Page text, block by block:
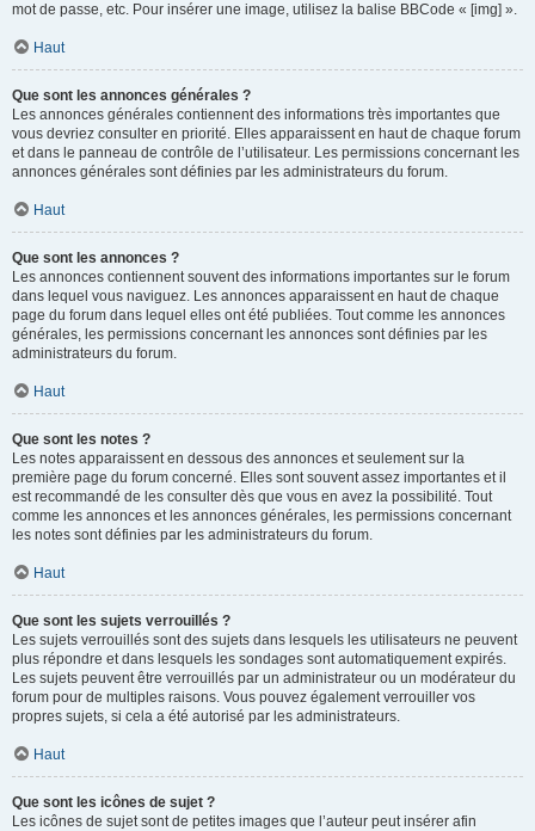
mot de passe, etc. Pour insérer une image, utilisez la balise BBCode « [img] ».
Haut
Que sont les annonces générales ?
Les annonces générales contiennent des informations très importantes que
vous devriez consulter en priorité. Elles apparaissent en haut de chaque forum
et dans le panneau de contrôle de l’utilisateur. Les permissions concernant les
annonces générales sont définies par les administrateurs du forum.
Haut
Que sont les annonces ?
Les annonces contiennent souvent des informations importantes sur le forum
dans lequel vous naviguez. Les annonces apparaissent en haut de chaque
page du forum dans lequel elles ont été publiées. Tout comme les annonces
générales, les permissions concernant les annonces sont définies par les
administrateurs du forum.
Haut
Que sont les notes ?
Les notes apparaissent en dessous des annonces et seulement sur la
première page du forum concerné. Elles sont souvent assez importantes et il
est recommandé de les consulter dès que vous en avez la possibilité. Tout
comme les annonces et les annonces générales, les permissions concernant
les notes sont définies par les administrateurs du forum.
Haut
Que sont les sujets verrouillés ?
Les sujets verrouillés sont des sujets dans lesquels les utilisateurs ne peuvent
plus répondre et dans lesquels les sondages sont automatiquement expirés.
Les sujets peuvent être verrouillés par un administrateur ou un modérateur du
forum pour de multiples raisons. Vous pouvez également verrouiller vos
propres sujets, si cela a été autorisé par les administrateurs.
Haut
Que sont les icônes de sujet ?
Les icônes de sujet sont de petites images que l’auteur peut insérer afin